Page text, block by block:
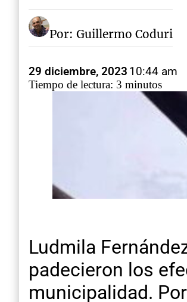
Por: Guillermo Coduri
29 diciembre, 2023 10:44 am
Tiempo de lectura: 3 minutos
Ludmila
padecieron los
municipalidad.